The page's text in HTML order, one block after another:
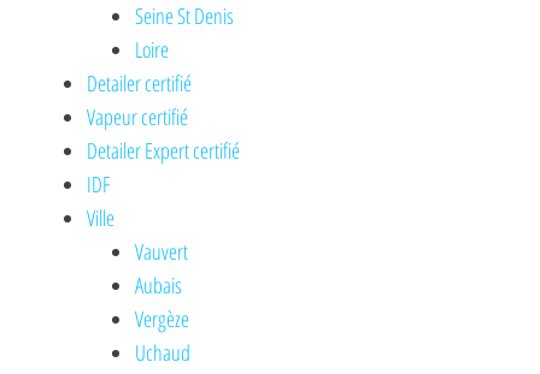
Seine St Denis
Loire
Detailer certifié
Vapeur certifié
Detailer Expert certifié
IDF
Ville
Vauvert
Aubais
Vergèze
Uchaud